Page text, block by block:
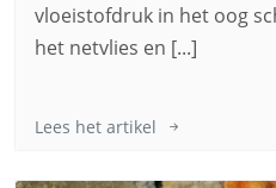
vloeistofdruk in het oog
het netvlies en [...]
Lees het artikel